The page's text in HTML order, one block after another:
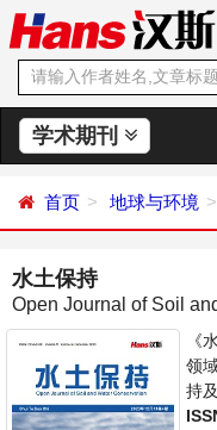
学术期刊
首页 地球与环境
水土保持
Open Journal of Soil
《
领
持
介